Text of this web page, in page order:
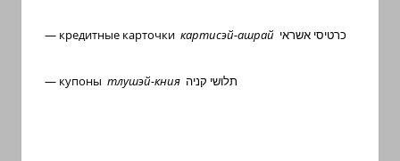
— кредитные карточки картисэй-ашрай כרטיסי אשראי
— купоны тлушэй-кния תלושי קניה